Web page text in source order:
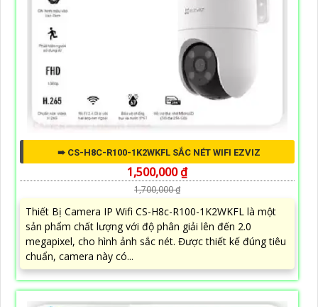
➠ CS-H8C-R100-1K2WKFL SẮC NÉT WIFI EZVIZ
1,500,000 ₫
1,700,000 ₫
Thiết Bị Camera IP Wifi CS-H8c-R100-1K2WKFL là một
sản phẩm chất lượng với độ phân giải lên đến 2.0
megapixel, cho hình ảnh sắc nét. Được thiết kế đúng tiêu
chuẩn, camera này có...